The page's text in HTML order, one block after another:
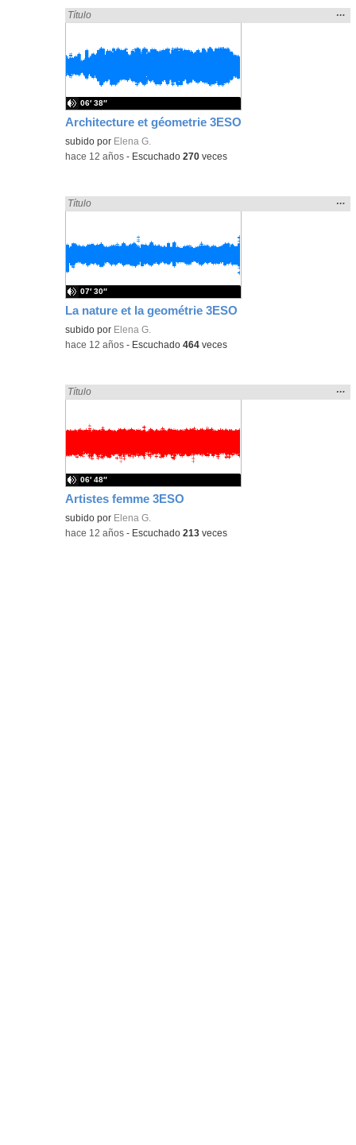
Architecture et géometrie 3ESO
Encontrado «3ESO» en:
Título
la
…
subido por Elena G.
06′ 38″
-hace 12 años - Escuchado270 veces
La nature et la geométrie 3ESO
Encontrado «3ESO» en:
Título
la
…
subido por Elena G.
07′ 30″
-hace 12 años - Escuchado464 veces
Artistes femme 3ESO
Encontrado «3ESO» en:
Título
la
…
subido por Elena G.
06′ 48″
-hace 12 años - Escuchado213 veces